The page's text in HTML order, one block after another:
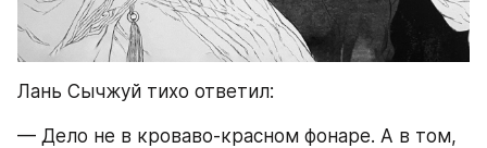
Лань Сычжуй тихо ответил:
— Дело не в кроваво-красном фонаре. А в том,